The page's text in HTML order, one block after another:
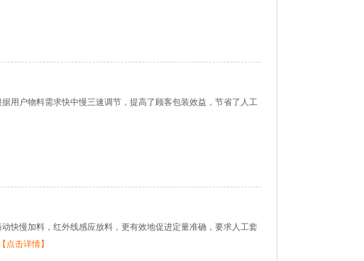
用户物料需求快中慢三速调节，提高了顾客包装效益，节省了人工
快慢加料，红外线感应放料，更有效地促进定量准确，要求人工套
【点击详情】